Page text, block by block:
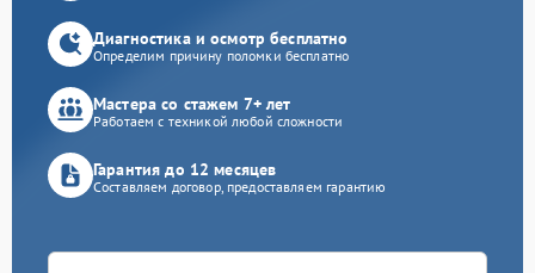
Диагностика и осмотр бесплатно
Определим причину поломки бесплатно
Мастера со стажем 7+ лет
Работаем с техникой любой сложности
Гарантия до 12 месяцев
Составляем договор, предоставляем гарантию